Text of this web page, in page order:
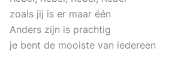
zoals jij is er maar één
Anders zijn is prachtig
je bent de mooiste van iedereen